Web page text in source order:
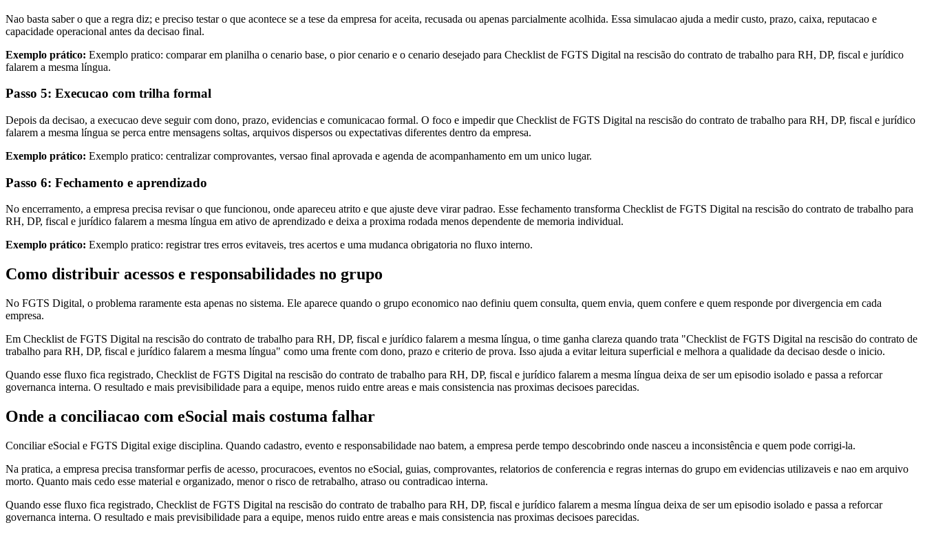
Nao basta saber o que a regra diz; e preciso testar o que acontece se a tese da empresa for aceita, recusada ou apenas parcialmente acolhida. Essa simulacao ajuda a medir custo, prazo, caixa, reputacao e
capacidade operacional antes da decisao final.
Exemplo prático: Exemplo pratico: comparar em planilha o cenario base, o pior cenario e o cenario desejado para Checklist de FGTS Digital na rescisão do contrato de trabalho para RH, DP, fiscal e jurídico
falarem a mesma língua.
Passo 5: Execucao com trilha formal
Depois da decisao, a execucao deve seguir com dono, prazo, evidencias e comunicacao formal. O foco e impedir que Checklist de FGTS Digital na rescisão do contrato de trabalho para RH, DP, fiscal e jurídico
falarem a mesma língua se perca entre mensagens soltas, arquivos dispersos ou expectativas diferentes dentro da empresa.
Exemplo prático: Exemplo pratico: centralizar comprovantes, versao final aprovada e agenda de acompanhamento em um unico lugar.
Passo 6: Fechamento e aprendizado
No encerramento, a empresa precisa revisar o que funcionou, onde apareceu atrito e que ajuste deve virar padrao. Esse fechamento transforma Checklist de FGTS Digital na rescisão do contrato de trabalho para
RH, DP, fiscal e jurídico falarem a mesma língua em ativo de aprendizado e deixa a proxima rodada menos dependente de memoria individual.
Exemplo prático: Exemplo pratico: registrar tres erros evitaveis, tres acertos e uma mudanca obrigatoria no fluxo interno.
Como distribuir acessos e responsabilidades no grupo
No FGTS Digital, o problema raramente esta apenas no sistema. Ele aparece quando o grupo economico nao definiu quem consulta, quem envia, quem confere e quem responde por divergencia em cada
empresa.
Em Checklist de FGTS Digital na rescisão do contrato de trabalho para RH, DP, fiscal e jurídico falarem a mesma língua, o time ganha clareza quando trata "Checklist de FGTS Digital na rescisão do contrato de
trabalho para RH, DP, fiscal e jurídico falarem a mesma língua" como uma frente com dono, prazo e criterio de prova. Isso ajuda a evitar leitura superficial e melhora a qualidade da decisao desde o inicio.
Quando esse fluxo fica registrado, Checklist de FGTS Digital na rescisão do contrato de trabalho para RH, DP, fiscal e jurídico falarem a mesma língua deixa de ser um episodio isolado e passa a reforcar
governanca interna. O resultado e mais previsibilidade para a equipe, menos ruido entre areas e mais consistencia nas proximas decisoes parecidas.
Onde a conciliacao com eSocial mais costuma falhar
Conciliar eSocial e FGTS Digital exige disciplina. Quando cadastro, evento e responsabilidade nao batem, a empresa perde tempo descobrindo onde nasceu a inconsistência e quem pode corrigi-la.
Na pratica, a empresa precisa transformar perfis de acesso, procuracoes, eventos no eSocial, guias, comprovantes, relatorios de conferencia e regras internas do grupo em evidencias utilizaveis e nao em arquivo
morto. Quanto mais cedo esse material e organizado, menor o risco de retrabalho, atraso ou contradicao interna.
Quando esse fluxo fica registrado, Checklist de FGTS Digital na rescisão do contrato de trabalho para RH, DP, fiscal e jurídico falarem a mesma língua deixa de ser um episodio isolado e passa a reforcar
governanca interna. O resultado e mais previsibilidade para a equipe, menos ruido entre areas e mais consistencia nas proximas decisoes parecidas.